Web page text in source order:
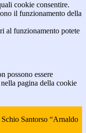
cookie consentire.
il funzionamento della
al funzionamento potete
possono essere
pagina della cookie
Santorso “Arnaldo